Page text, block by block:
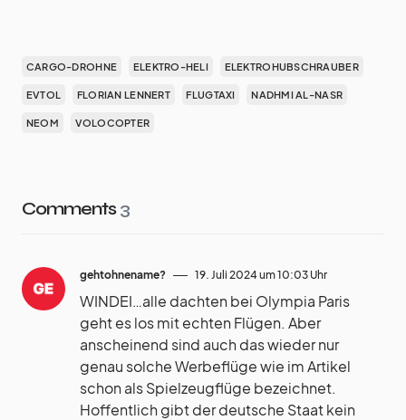
CARGO-DROHNE ELEKTRO-HELI ELEKTROHUBSCHRAUBER
EVTOL FLORIAN LENNERT FLUGTAXI NADHMI AL-NASR
NEOM VOLOCOPTER
Comments3
gehtohnename? 19. Juli 2024 um 10:03 Uhr
WINDEI…alle dachten bei Olympia Paris
geht es los mit echten Flügen. Aber
anscheinend sind auch das wieder nur
genau solche Werbeflüge wie im Artikel
schon als Spielzeugflüge bezeichnet.
Hoffentlich gibt der deutsche Staat kein